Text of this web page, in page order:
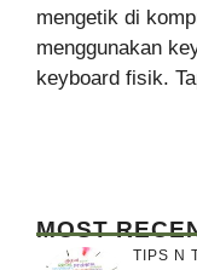
mengetik di
menggunakan
keyboard fisik.
MOST
TIPS N